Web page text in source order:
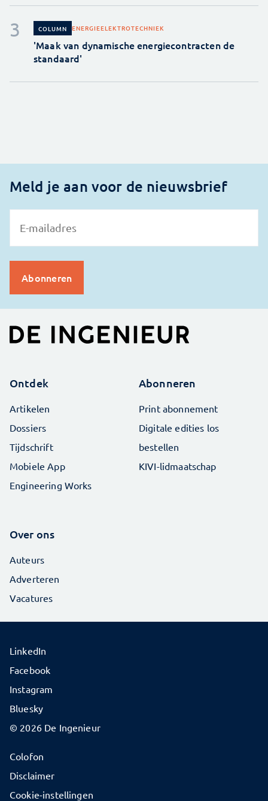
COLUMN ENERGIEELEKTROTECHNIEK
'Maak van dynamische energiecontracten de
standaard'
Meld je aan voor de nieuwsbrief
Ontdek
Artikelen
Dossiers
Tijdschrift
Mobiele App
Engineering Works
Abonneren
Print abonnement
Digitale edities los
bestellen
KIVI-lidmaatschap
Over ons
Auteurs
Adverteren
Vacatures
© 2026 De Ingenieur
Colofon
Disclaimer
Cookie-instellingen
LinkedIn
Facebook
Instagram
Bluesky